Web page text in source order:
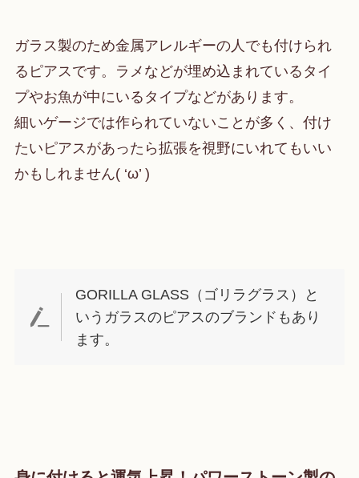
ガラス製のため金属アレルギーの人でも付けられ
るピアスです。ラメなどが埋め込まれているタイ
プやお魚が中にいるタイプなどがあります。
細いゲージでは作られていないことが多く、付け
たいピアスがあったら拡張を視野にいれてもいい
かもしれません( ‘ω’ )
GORILLA GLASS（ゴリラグラス）と
いうガラスのピアスのブランドもあり
ます。